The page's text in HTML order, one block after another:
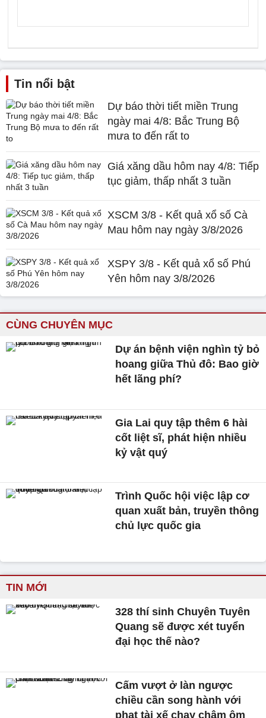
Tin nổi bật
Dự báo thời tiết miền Trung
ngày mai 4/8: Bắc Trung Bộ
mưa to đến rất to
Giá xăng dầu hôm nay 4/8: Tiếp
tục giảm, thấp nhất 3 tuần
XSCM 3/8 - Kết quả xổ số Cà
Mau hôm nay ngày 3/8/2026
XSPY 3/8 - Kết quả xổ số Phú
Yên hôm nay 3/8/2026
CÙNG CHUYÊN MỤC
Dự án bệnh viện nghìn tỷ bỏ
hoang giữa Thủ đô: Bao giờ
hết lãng phí?
Gia Lai quy tập thêm 6 hài
cốt liệt sĩ, phát hiện nhiều
kỷ vật quý
Trình Quốc hội việc lập cơ
quan xuất bản, truyền thông
chủ lực quốc gia
TIN MỚI
328 thí sinh Chuyên Tuyên
Quang sẽ được xét tuyển
đại học thế nào?
Cấm vượt ở làn ngược
chiều cần song hành với
phạt tài xế chạy chậm ôm